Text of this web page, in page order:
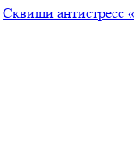
Сквиши антистресс